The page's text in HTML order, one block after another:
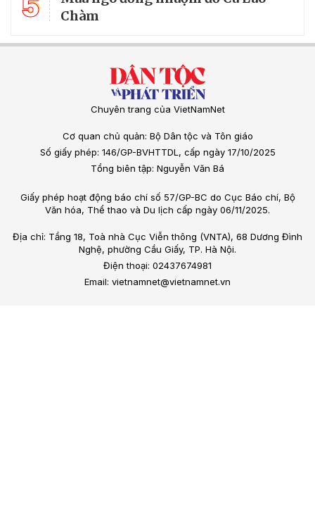
Chàm
Chuyên trang của VietNamNet
Cơ quan chủ quản: Bộ Dân tộc và Tôn giáo
Số giấy phép: 146/GP-BVHTTDL, cấp ngày 17/10/2025
Tổng biên tập: Nguyễn Văn Bá
Giấy phép hoạt động báo chí số 57/GP-BC do Cục Báo chí, Bộ
Văn hóa, Thể thao và Du lịch cấp ngày 06/11/2025.
Địa chỉ: Tầng 18, Toà nhà Cục Viễn thông (VNTA), 68 Dương Đình
Nghệ, phường Cầu Giấy, TP. Hà Nội.
Điện thoại: 02437674981
Email: vietnamnet@vietnamnet.vn